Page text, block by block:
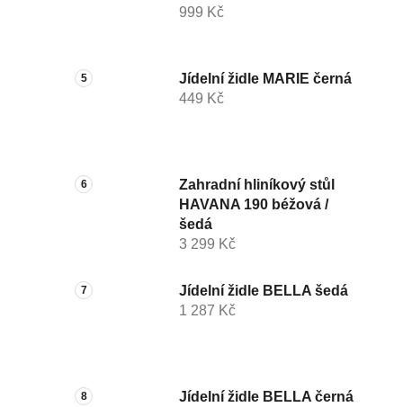
999 Kč
Jídelní židle MARIE černá
449 Kč
Zahradní hliníkový stůl
HAVANA 190 béžová /
šedá
3 299 Kč
Jídelní židle BELLA šedá
1 287 Kč
Jídelní židle BELLA černá